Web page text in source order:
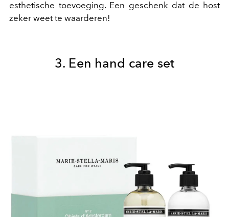
esthetische toevoeging. Een geschenk dat de host
zeker weet te waarderen!
3. Een hand care set